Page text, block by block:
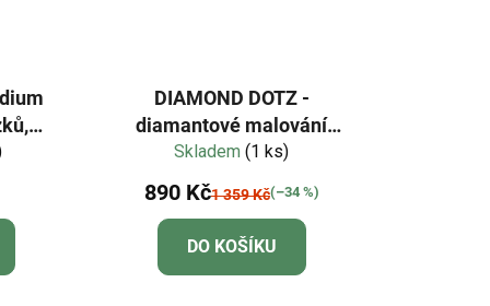
DIAMOND DOTZ -
diamantové malování
Lev s rámem
Skladem(1 ks)
890 Kč1 359 Kč(–34 %)
DO KOŠÍKU